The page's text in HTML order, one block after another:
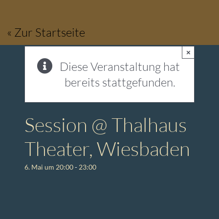
springen
« Zur Startseite
Diese Veranstaltung hat
bereits stattgefunden.
×
Session @ Thalhaus
Theater, Wiesbaden
6. Mai um 20:00- 23:00